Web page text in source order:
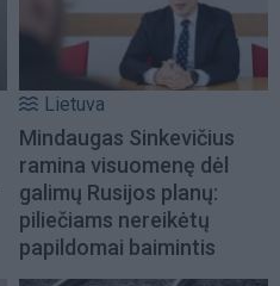
Lietuva
Mindaugas Sinkevičius
ramina visuomenę dėl
galimų Rusijos planų:
piliečiams nereikėtų
papildomai baimintis